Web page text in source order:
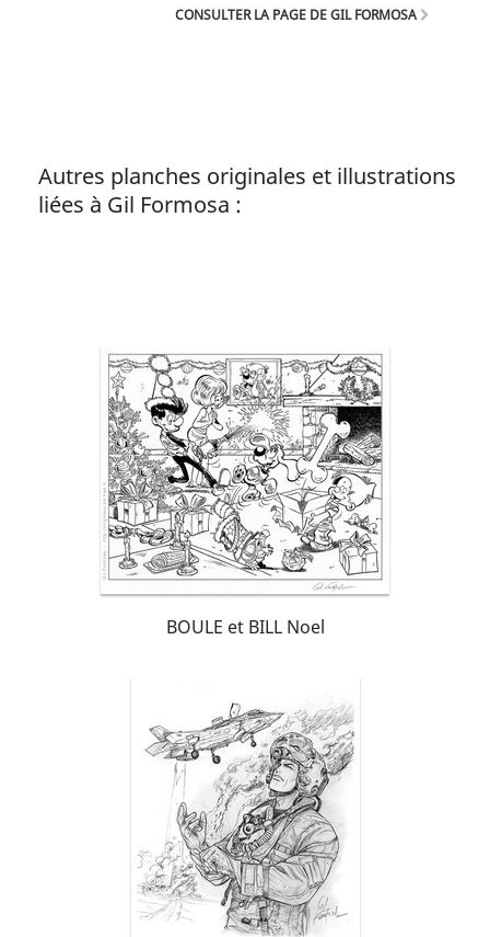
CONSULTER LA PAGE DE GIL FORMOSA
Autres planches originales et illustrations
liées à Gil Formosa :
BOULE et BILL Noel